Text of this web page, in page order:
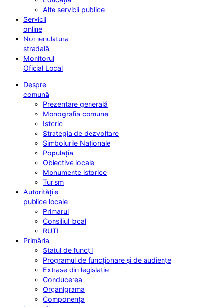
Alte servicii publice
Servicii
online
Nomenclatura
stradală
Monitorul
Oficial Local
Despre
comună
Prezentare generală
Monografia comunei
Istoric
Strategia de dezvoltare
Simbolurile Naționale
Populația
Obiective locale
Monumente istorice
Turism
Autoritățile
publice locale
Primarul
Consiliul local
RUTI
Primăria
Statul de funcții
Programul de funcționare și de audiențe
Extrase din legislație
Conducerea
Organigrama
Componența